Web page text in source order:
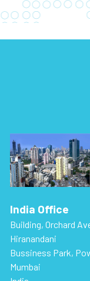
India Office
Building, Orchard
Hiranandani
Bussiness Park,
Mumbai